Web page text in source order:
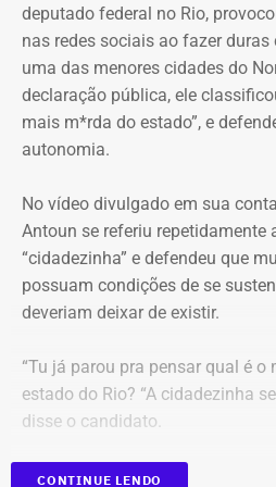
Justiça nega todas
urgentes
Em 8 de julho, o juiz Danilo
A decisão afirma que as
interesse público relacionados
e à atuação de agentes
ao “legítimo escrutínio da
O magistrado considerou que
concreta da ilegalidade das
Moraes, porém, afastou a
violação da cadeia de custódia
ministro, não existem
concretas” que sustentem essa
também descartou a hipótese de
comunicações profissionais de
Além de rejeitar o recurso da
ministro do STF votou por negar
investigados na Operação
que se mantenham as prisões
Gonçalves, ex-assessor
uma penitenciária federal.
Ainda participarão do
deputado federal no Rio,
nas redes sociais ao fazer
uma das menores cidades do
declaração pública, ele
mais m*rda do estado”, e
autonomia.
No vídeo divulgado em sua
Antoun se referiu repetidamente
“cidadezinha” e defendeu que
possuam condições de se
deveriam deixar de existir.
“Tu já parou pra pensar qual é
estado do Rio? “A cidadezinha
disse o candidato.
CONTINUE LENDO